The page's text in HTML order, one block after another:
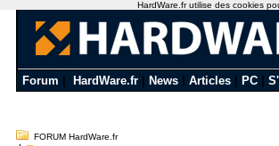
Forum HardWare.fr News Articles PC
FORUM HardWare.fr
HardWare.fr utilise des cookies